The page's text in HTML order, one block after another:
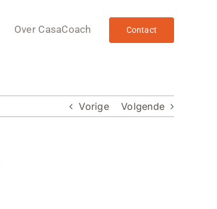
Over CasaCoach Contact
Vorige Volgende